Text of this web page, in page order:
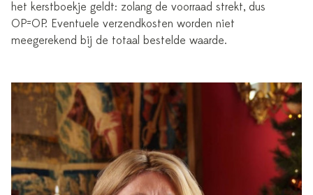
het kerstboekje geldt: zolang de voorraad strekt, dus
OP=OP. Eventuele verzendkosten worden niet
meegerekend bij de totaal bestelde waarde.